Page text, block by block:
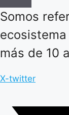
Somos
ecosistema
más de 10
X-twitter